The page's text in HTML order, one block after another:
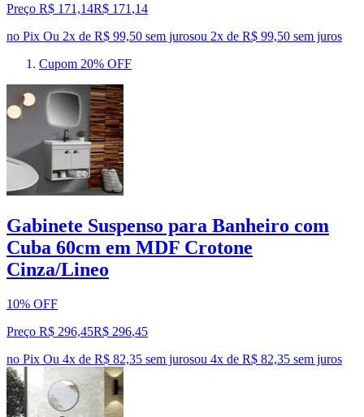
Preço R$ 171,14R$ 171 ,14
no Pix Ou 2x de R$ 99,50 sem jurosou 2x de R$ 99,50 sem juros
Cupom 20% OFF
Gabinete Suspenso para Banheiro com
Cuba 60cm em MDF Crotone
Cinza/Lineo
10% OFF
Preço R$ 296,45R$ 296,45
no Pix Ou 4x de R$ 82,35 sem jurosou 4x de R$ 82,35 sem juros